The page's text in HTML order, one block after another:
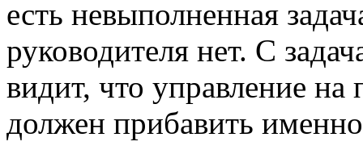
есть невыполненная
руководителя нет. С
видит, что управление
должен прибавить